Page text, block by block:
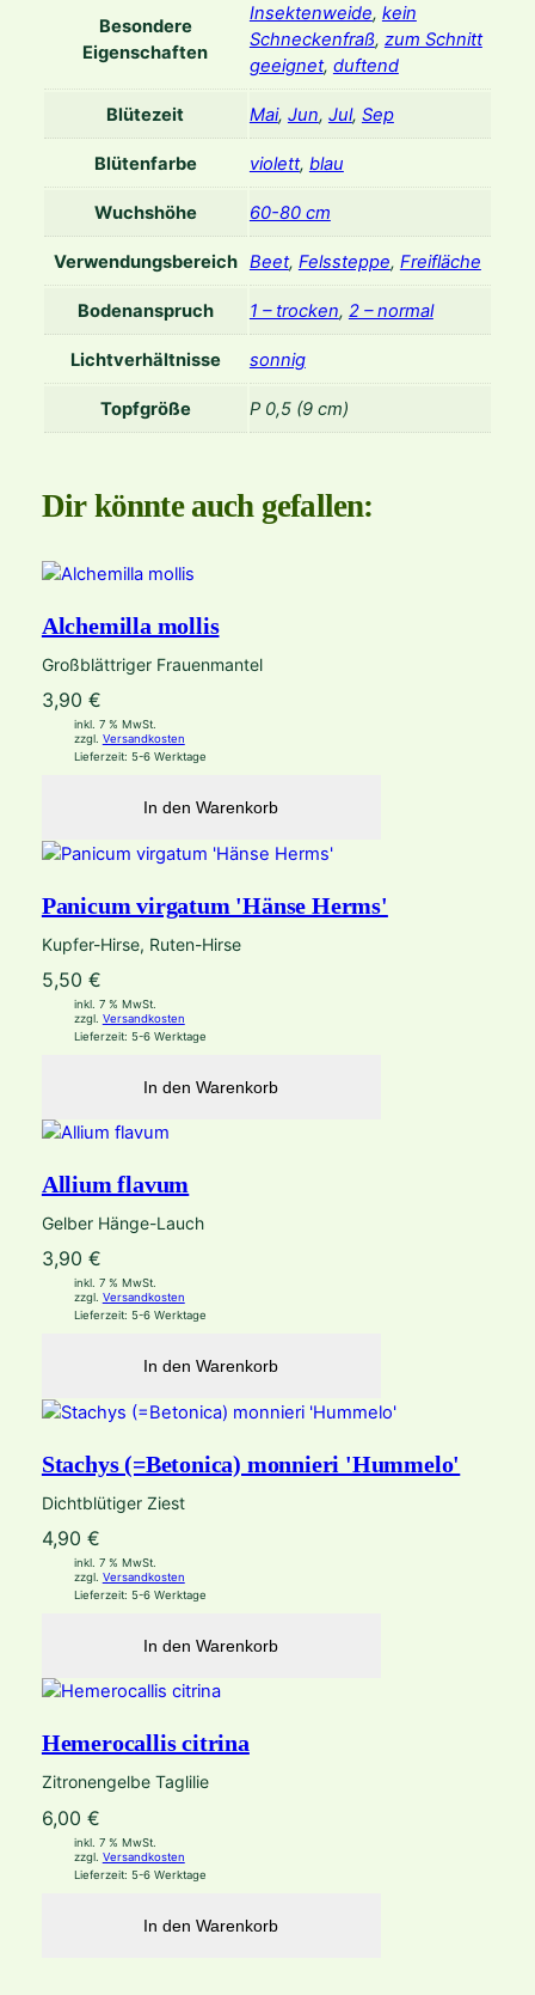
M
n
e
Besondere
Eigenschaften
Insektenweide, kein
Schneckenfraß, zum Schnitt
geeignet, duftend
Blütezeit Mai, Jun, Jul, Sep
Blütenfarbe violett, blau
Wuchshöhe 60-80 cm
Verwendungsbereich Beet, Felssteppe, Freifläche
Bodenanspruch 1 – trocken, 2 – normal
Lichtverhältnisse sonnig
Topfgröße P 0,5 (9 cm)
Dir könnte auch gefallen:
Alchemilla mollis
Großblättriger Frauenmantel
3,90 €
inkl. 7 % MwSt.
zzgl. Versandkosten
Lieferzeit: 5-6 Werktage
In den Warenkorb
Panicum virgatum 'Hänse Herms'
Kupfer-Hirse, Ruten-Hirse
5,50 €
inkl. 7 % MwSt.
zzgl. Versandkosten
Lieferzeit: 5-6 Werktage
In den Warenkorb
Allium flavum
Gelber Hänge-Lauch
3,90 €
inkl. 7 % MwSt.
zzgl. Versandkosten
Lieferzeit: 5-6 Werktage
In den Warenkorb
Stachys (=Betonica) monnieri 'Hummelo'
Dichtblütiger Ziest
4,90 €
inkl. 7 % MwSt.
zzgl. Versandkosten
Lieferzeit: 5-6 Werktage
In den Warenkorb
Hemerocallis citrina
Zitronengelbe Taglilie
6,00 €
inkl. 7 % MwSt.
zzgl. Versandkosten
Lieferzeit: 5-6 Werktage
In den Warenkorb